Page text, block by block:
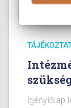
Igénylőlap